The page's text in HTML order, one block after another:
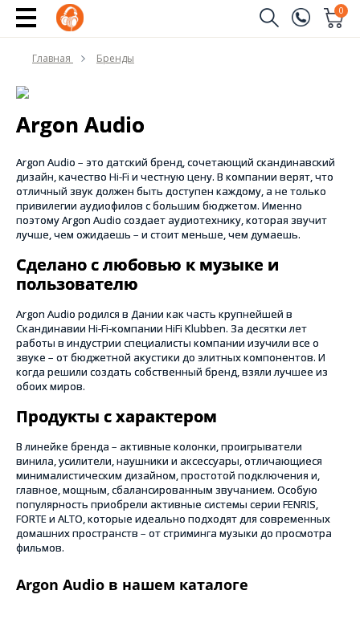
0
Имя
Телефон
Отправить
Главная Бренды
Argon Audio
Argon Audio – это датский бренд, сочетающий скандинавский
дизайн, качество Hi-Fi и честную цену. В компании верят, что
отличный звук должен быть доступен каждому, а не только
привилегии аудиофилов с большим бюджетом. Именно
поэтому Argon Audio создает аудиотехнику, которая звучит
лучше, чем ожидаешь – и стоит меньше, чем думаешь.
Сделано с любовью к музыке и
пользователю
Argon Audio родился в Дании как часть крупнейшей в
Скандинавии Hi-Fi-компании HiFi Klubben. За десятки лет
работы в индустрии специалисты компании изучили все о
звуке – от бюджетной акустики до элитных компонентов. И
когда решили создать собственный бренд, взяли лучшее из
обоих миров.
Продукты с характером
В линейке бренда – активные колонки, проигрыватели
винила, усилители, наушники и аксессуары, отличающиеся
минималистическим дизайном, простотой подключения и,
главное, мощным, сбалансированным звучанием. Особую
популярность приобрели активные системы серии FENRIS,
FORTE и ALTO, которые идеально подходят для современных
домашних пространств – от стриминга музыки до просмотра
фильмов.
Argon Audio в нашем каталоге